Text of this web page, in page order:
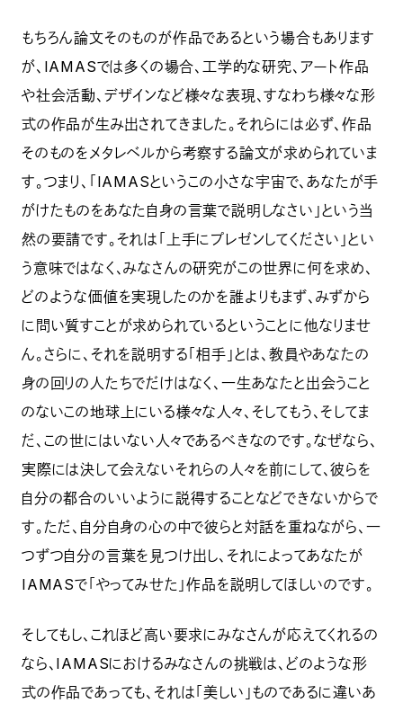
もちろん論文そのものが作品であるという場合もあります
が、IAMASでは多くの場合、工学的な研究、アート作品
や社会活動、デザインなど様々な表現、すなわち様々な形
式の作品が生み出されてきました。それらには必ず、作品
そのものをメタレベルから考察する論文が求められていま
す。つまり、「IAMASというこの小さな宇宙で、あなたが手
がけたものをあなた自身の言葉で説明しなさい」という当
然の要請です。それは「上手にプレゼンしてください」とい
う意味ではなく、みなさんの研究がこの世界に何を求め、
どのような価値を実現したのかを誰よりもまず、みずから
に問い質すことが求められているということに他なりませ
ん。さらに、それを説明する「相手」とは、教員やあなたの
身の回りの人たちでだけはなく、一生あなたと出会うこと
のないこの地球上にいる様々な人々、そしてもう、そしてま
だ、この世にはいない人々であるべきなのです。なぜなら、
実際には決して会えないそれらの人々を前にして、彼らを
自分の都合のいいように説得することなどできないからで
す。ただ、自分自身の心の中で彼らと対話を重ねながら、一
つずつ自分の言葉を見つけ出し、それによってあなたが
IAMASで「やってみせた」作品を説明してほしいのです。
そしてもし、これほど高い要求にみなさんが応えてくれるの
なら、IAMASにおけるみなさんの挑戦は、どのような形
式の作品であっても、それは「美しい」ものであるに違いあ